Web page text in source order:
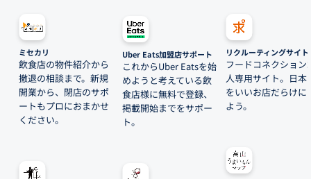
ミセカリ
飲食店の物件紹介から
撤退の相談まで。新規
開業から、閉店のサポ
ートもプロにおまかせ
ください。
Uber Eats加盟店サポート
これからUber Eatsを始
めようと考えている飲
食店様に無料で登録、
掲載開始までをサポー
ト。
リクルーティングサイト
フードコネクション
人専用サイト。日本
をいいお店だらけに
よう。